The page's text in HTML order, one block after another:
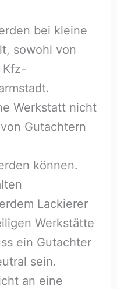
bei kleine
sowohl von
Kfz-
Werkstatt nicht
Gutachtern
können.
Lackierer
Werkstätte
ein Gutachter
sein.
an eine